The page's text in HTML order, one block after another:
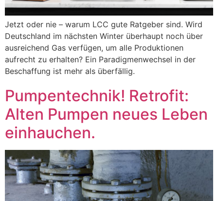
Jetzt oder nie – warum LCC gute Ratgeber sind. Wird
Deutschland im nächsten Winter überhaupt noch über
ausreichend Gas verfügen, um alle Produktionen
aufrecht zu erhalten? Ein Paradigmenwechsel in der
Beschaffung ist mehr als überfällig.
Pumpentechnik! Retrofit:
Alten Pumpen neues Leben
einhauchen.